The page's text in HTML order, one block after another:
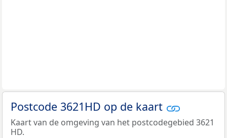
Postcode 3621HD op de kaart
Kaart van de omgeving van het postcodegebied 3621
HD.